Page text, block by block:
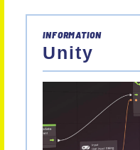
INFORMATION
Unity